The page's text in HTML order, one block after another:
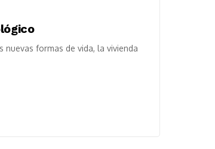
nuevas formas de vida, la vivienda